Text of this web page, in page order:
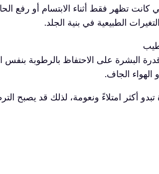
كانت تظهر فقط أثناء الابتسام أو رفع
الطبيعية في بنية الجلد.
قدرة البشرة على الاحتفاظ بالرطوبة
الهواء الجاف.
أكثر امتلاءً ونعومة، لذلك قد يصبح